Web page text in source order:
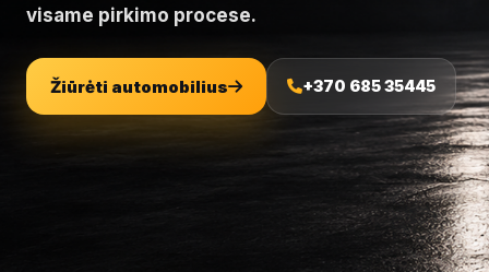
visame pirkimo procese.
Žiūrėti automobilius +370 685 35445